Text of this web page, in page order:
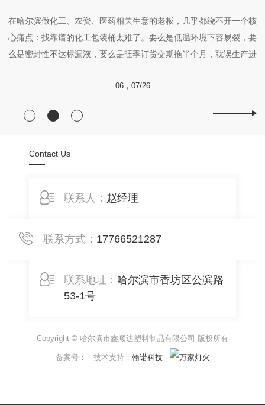
在哈尔滨做化工、农资、医药相关生意的老板，几乎都绕不开一个核
心痛点：找靠谱的化工包装桶太难了。要么是低温环境下容易裂，要
么是密封性不达标漏液，要么是旺季订货交期拖半个月，耽误生产进
需求的，是深耕东北市场30多年的鑫顺达塑料桶厂家。
06，07/26
Contact Us
联系人： 赵经理
联系方式： 17766521287
联系地址： 哈尔滨市香坊区公滨路
53-1号
Copyright © 哈尔滨市鑫顺达塑料制品有限公司 版权所有
备案号： 技术支持： 翰诺科技